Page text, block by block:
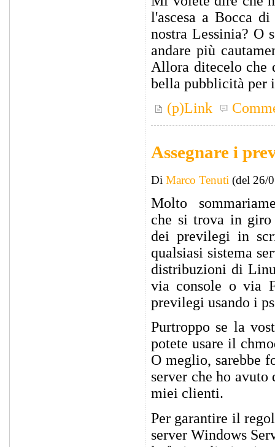
l'ascesa a Bocca
nostra Lessinia? O
andare più
Allora ditecelo che
bella pubblicità per
(p)Link
Assegnare i
Di Marco Tenuti (del 26/
Molto
che si trova in giro
dei previlegi in
qualsiasi sistema
distribuzioni di
via console o via
previlegi usando i
Purtroppo se la
potete usare il
O meglio, sarebbe
server che ho
miei clienti.
Per garantire il
server Windows